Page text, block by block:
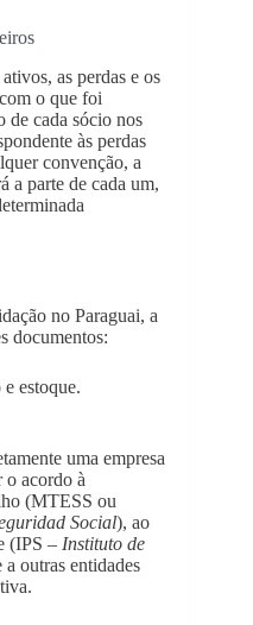
as perdas e os
o que foi
de cada sócio nos
às perdas
convenção, a
a parte de cada um,
no Paraguai, a
documentos:
estoque.
uma empresa
o acordo à
(MTESS ou
Social), ao
(IPS – Instituto de
outras entidades